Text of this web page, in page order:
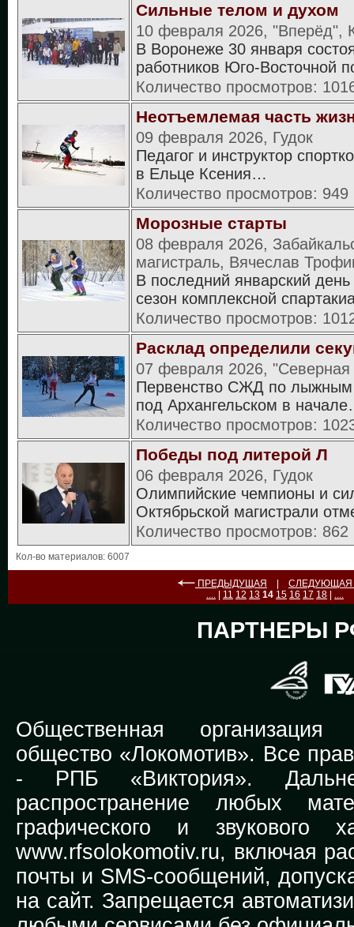
Сильные телом и духом
10 февраля 2026, "Вперёд",
В Воронеже 30 января
работников Юго-Восточной
Количество просмотров:
Неотъемлемая часть
09 февраля 2026, Гудок
Педагог и инструктор
в Ельце Ксения…
Количество просмотров: 949
Морозные старты
08 февраля 2026,
магистраль, Вячеслав
В последний январский
сезон комплексной
Количество просмотров:
Расклад определили
07 февраля 2026, "Северная
Первенство СЖД по лыжным
под Архангельском в
Количество просмотров:
Победы под литерой Л
06 февраля 2026, Гудок
Олимпийские чемпионы и
Октябрьской магистрали
Количество просмотров: 862
Кол-во материалов: 6007
ПРЕДЫДУЩАЯ
СЛЕДУЮЩАЯ
....
11 12 13 14 15 16 17 18 ....
ПАРТНЕРЫ
Общественная организация
общество «Локомотив». Все
- РПБ «Виктория».
распространение любых
графического и звукового
www.rfsolokomotiv.ru, включая
почты и SMS-сообщений,
на сайт. Запрещается